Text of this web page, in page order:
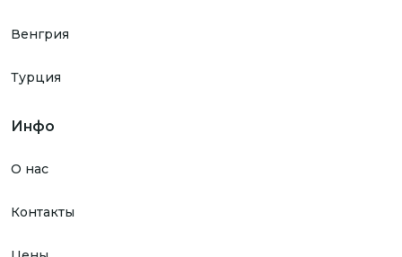
Венгрия
Турция
Инфо
О нас
Контакты